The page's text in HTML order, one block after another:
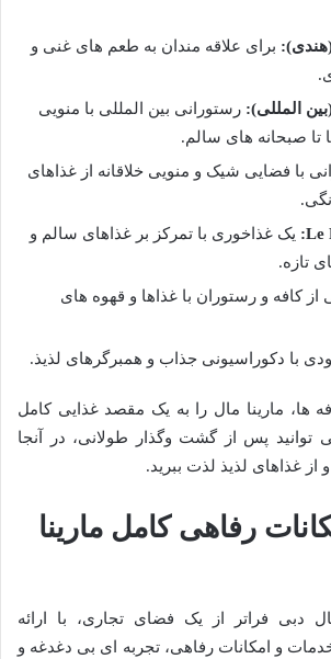
برای علاقه مندان به طعم های غنی و
رستورانی بین المللی با منویی
تا صبحانه های سالم.
با فضایی شیک و منویی خلاقانه از غذاهای
Le
یک غذاخوری با تمرکز بر غذاهای سالم و
تازه.
از کافه و رستوران با غذاها و قهوه های
با دکوراسیونی جذاب و همبرگرهای لذیذ.
ها، مارینا مال را به یک مقصد غذایی کامل
توانید پس از گشت وگذار طولانی، در آنجا
و از غذاهای لذیذ لذت ببرید.
رفاهی کامل مارینا
دبی فراتر از یک فضای تجاری، با ارائه
و امکانات رفاهی، تجربه ای بی دغدغه و